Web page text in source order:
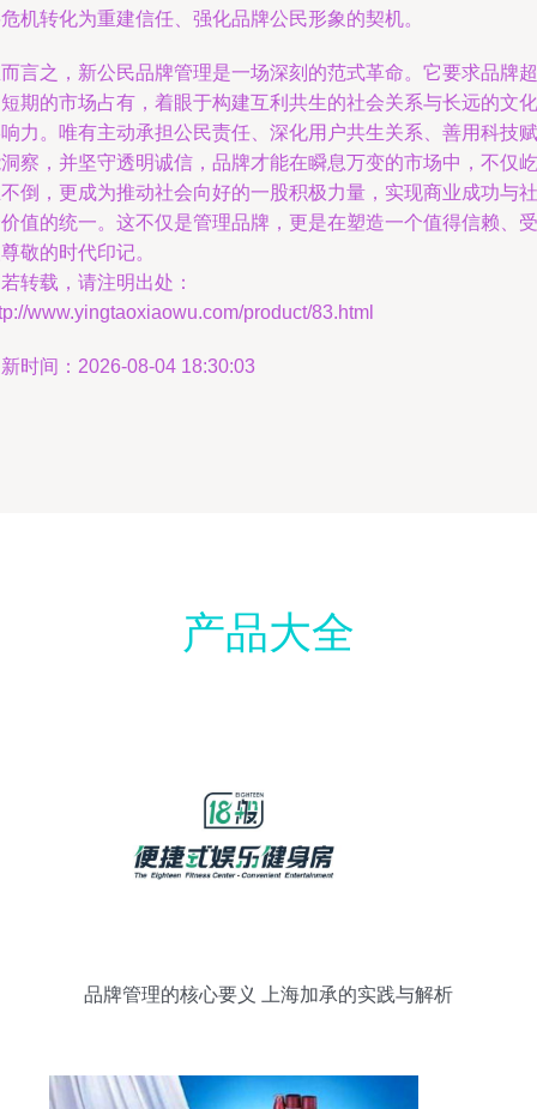
机转化为重建信任、强化品牌公民形象的契机。
言之，新公民品牌管理是一场深刻的范式革命。它要求品牌超
期的市场占有，着眼于构建互利共生的社会关系与长远的文化
力。唯有主动承担公民责任、深化用户共生关系、善用科技赋
察，并坚守透明诚信，品牌才能在瞬息万变的市场中，不仅屹
倒，更成为推动社会向好的一股积极力量，实现商业成功与社
值的统一。这不仅是管理品牌，更是在塑造一个值得信赖、受
敬的时代印记。
转载，请注明出处：
www.yingtaoxiaowu.com/product/83.html
时间：2026-08-04 18:30:03
产品大全
品牌管理的核心要义 上海加承的实践与解析